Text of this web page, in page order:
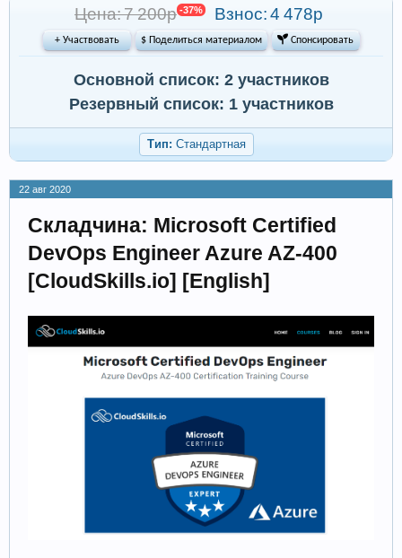
Цена: 7 200р -37% Взнос:4 478р
+ Участвовать $ Поделиться материалом  Спонсировать
Основной список: 2 участников
Резервный список: 1 участников
Тип: Стандартная
22 авг 2020
Складчина: Microsoft Certified
DevOps Engineer Azure AZ-400
[CloudSkills.io] [English]